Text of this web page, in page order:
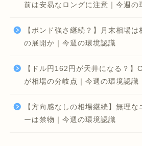
前は安易なロングに注意｜今週の
【ポンド強さ継続？】月末相場は
の展開か｜今週の環境認識
【ドル円162円が天井になる？】
が相場の分岐点｜今週の環境認識
【方向感なしの相場継続】無理な
ーは禁物｜今週の環境認識